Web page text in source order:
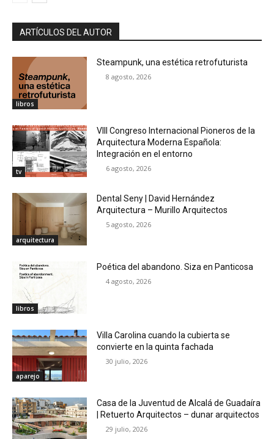
ARTÍCULOS DEL AUTOR
libros
Steampunk, una estética retrofuturista
8 agosto, 2026
tv
VIII Congreso Internacional Pioneros de la
Arquitectura Moderna Española:
Integración en el entorno
6 agosto, 2026
arquitectura
Dental Seny | David Hernández
Arquitectura – Murillo Arquitectos
5 agosto, 2026
libros
Poética del abandono. Siza en Panticosa
4 agosto, 2026
aparejo
Villa Carolina cuando la cubierta se
convierte en la quinta fachada
30 julio, 2026
Casa de la Juventud de Alcalá de Guadaíra
| Retuerto Arquitectos – dunar arquitectos
29 julio, 2026